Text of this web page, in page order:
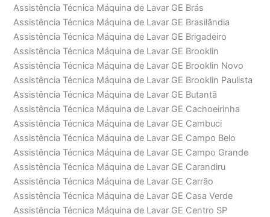
Assistência Técnica Máquina de Lavar GE Brás
Assistência Técnica Máquina de Lavar GE Brasilândia
Assistência Técnica Máquina de Lavar GE Brigadeiro
Assistência Técnica Máquina de Lavar GE Brooklin
Assistência Técnica Máquina de Lavar GE Brooklin Novo
Assistência Técnica Máquina de Lavar GE Brooklin Paulista
Assistência Técnica Máquina de Lavar GE Butantã
Assistência Técnica Máquina de Lavar GE Cachoeirinha
Assistência Técnica Máquina de Lavar GE Cambuci
Assistência Técnica Máquina de Lavar GE Campo Belo
Assistência Técnica Máquina de Lavar GE Campo Grande
Assistência Técnica Máquina de Lavar GE Carandiru
Assistência Técnica Máquina de Lavar GE Carrão
Assistência Técnica Máquina de Lavar GE Casa Verde
Assistência Técnica Máquina de Lavar GE Centro SP